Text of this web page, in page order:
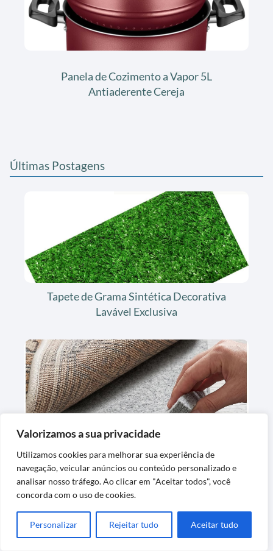
Valorizamos a sua privacidade
Utilizamos cookies para melhorar sua experiência de
navegação, veicular anúncios ou conteúdo personalizado e
analisar nosso tráfego. Ao clicar em "Aceitar todos", você
concorda com o uso de cookies.
Personalizar Rejeitar tudo Aceitar tudo
Panela de Cozimento a Vapor 5L
Antiaderente Cereja
Últimas Postagens
Tapete de Grama Sintética Decorativa
Lavável Exclusiva
Confortável e Protetor